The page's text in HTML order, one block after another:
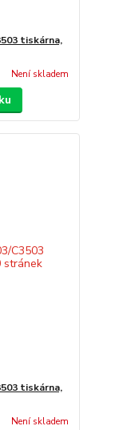
tiskárna,
Není skladem
tiskárna,
Není skladem